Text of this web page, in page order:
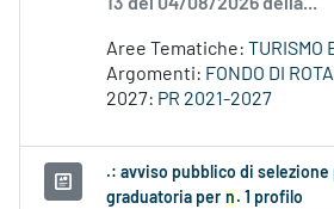
13 del 04/08/2026 della...
Aree Tematiche: TURISMO
Argomenti: FONDO DI
2027: PR 2021-2027
.: avviso pubblico di selezione
graduatoria per n . 1 profilo